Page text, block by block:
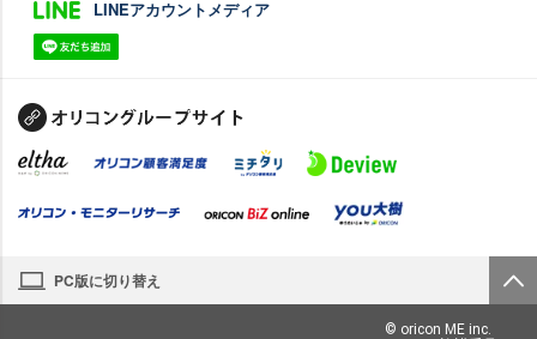
LINEアカウントメディア
PC版に切り替え
© oricon ME inc.